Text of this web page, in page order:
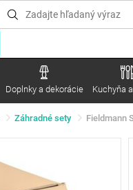
Doplnky a dekorácie Kuchyňa
Záhradné sety Fieldmann